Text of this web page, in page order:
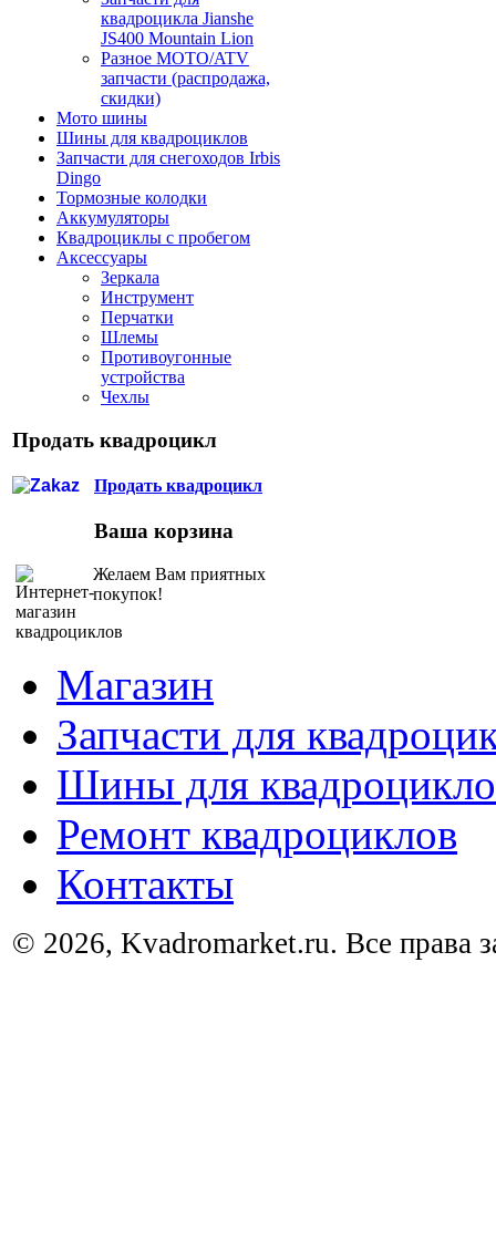
квадроцикла Jianshe
JS400 Mountain Lion
Разное МОТО/ATV
запчасти (распродажа,
скидки)
Мото шины
Шины для квадроциклов
Запчасти для снегоходов Irbis
Dingo
Тормозные колодки
Аккумуляторы
Квадроциклы с пробегом
Аксессуары
Зеркала
Инструмент
Перчатки
Шлемы
Противоугонные
устройства
Чехлы
Продать квадроцикл
Продать квадроцикл
Ваша корзина
Желаем Вам приятных
покупок!
Магазин
Запчасти для
Шины для
Ремонт квадроциклов
Контакты
© 2026, Kvadromarket.ru. Все права